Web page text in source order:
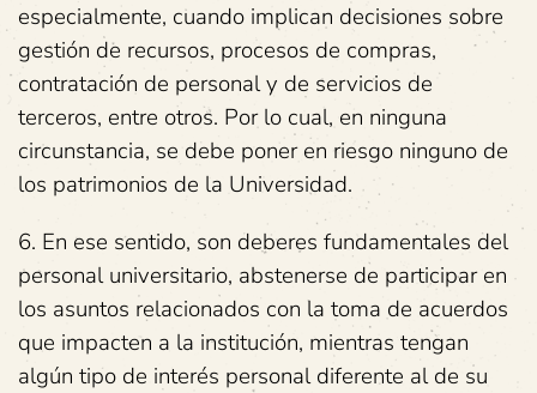
especialmente, cuando implican decisiones sobre
gestión de recursos, procesos de compras,
contratación de personal y de servicios de
terceros, entre otros. Por lo cual, en ninguna
circunstancia, se debe poner en riesgo ninguno de
los patrimonios de la Universidad.
6. En ese sentido, son deberes fundamentales del
personal universitario, abstenerse de participar en
los asuntos relacionados con la toma de acuerdos
que impacten a la institución, mientras tengan
algún tipo de interés personal diferente al de su